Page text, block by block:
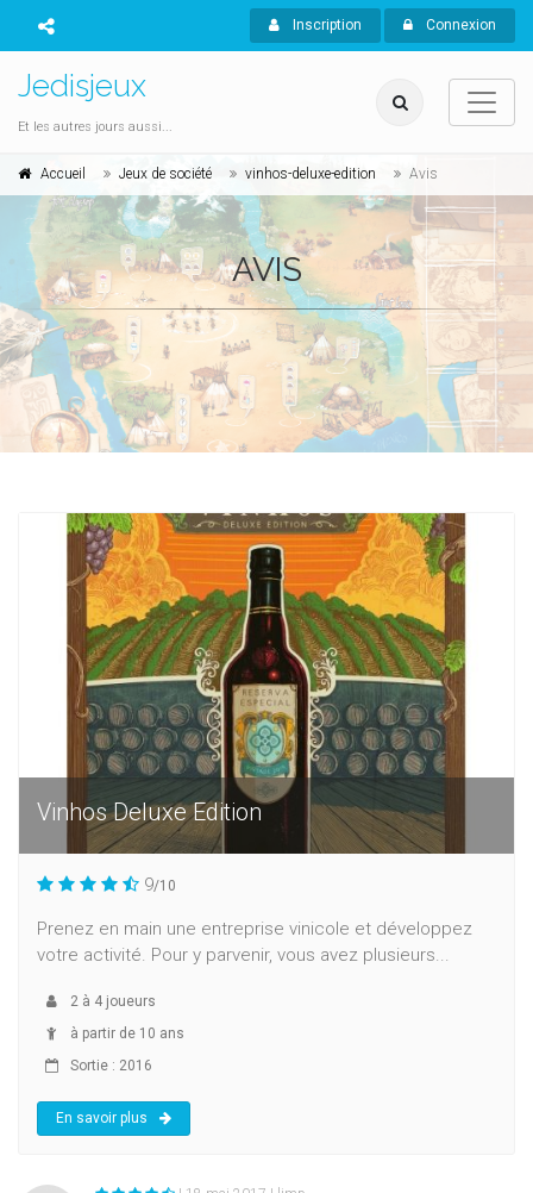
Inscription Connexion
Jedisjeux
Et les autres jours aussi...
Accueil Jeux de société vinhos-deluxe-edition Avis
AVIS
Vinhos Deluxe Edition
9/10
Prenez en main une entreprise vinicole et développez
votre activité. Pour y parvenir, vous avez plusieurs...
2 à 4 joueurs
à partir de 10 ans
Sortie : 2016
En savoir plus